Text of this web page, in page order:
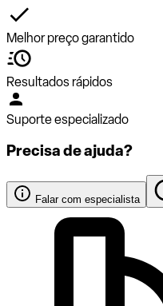
Melhor preço garantido
Resultados rápidos
Suporte especializado
Precisa de ajuda?
Falar com especialista